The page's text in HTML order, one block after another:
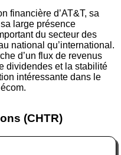
financière d’AT&T, sa
large présence
du secteur des
national qu’international.
d’un flux de revenus
dividendes et la stabilité
intéressante dans le
(CHTR)